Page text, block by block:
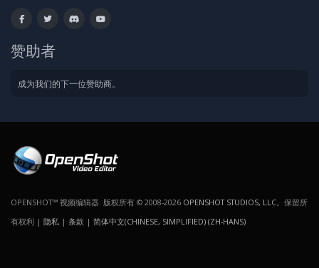
赞助者
成为我们的下一位赞助商。
OPENSHOT™ 视频编辑器. 版权所有 © 2008-2026 OPENSHOT STUDIOS, LLC 。保留所
有权利 | 隐私 | 条款 | 简体中文(CHINESE, SIMPLIFIED) (ZH-HANS)